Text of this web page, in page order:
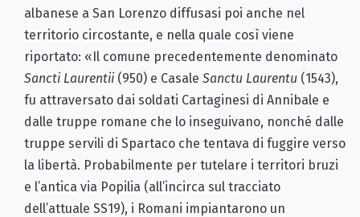
albanese a San Lorenzo diffusasi poi anche nel
territorio circostante, e nella quale così viene
riportato: «Il comune precedentemente denominato
Sancti Laurentii(950) e Casale Sanctu Laurentu (1543),
fu attraversato dai soldati Cartaginesi di Annibale e
dalle truppe romane che lo inseguivano, nonché dalle
truppe servili di Spartaco che tentava di fuggire verso
la libertà. Probabilmente per tutelare i territori bruzi
e l’antica via Popilia (all’incirca sul tracciato
dell’attuale SS19), i Romani impiantarono un